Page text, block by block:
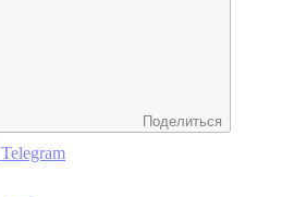
Поделиться
Telegram